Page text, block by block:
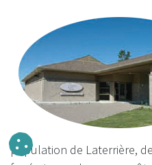
population de Laterrière,